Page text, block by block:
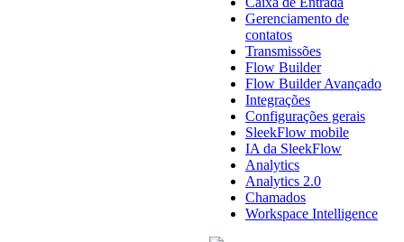
Gerenciamento de
contatos
Transmissões
Flow Builder
Flow Builder Avançado
Integrações
Configurações gerais
SleekFlow mobile
IA da SleekFlow
Analytics
Analytics 2.0
Chamados
Workspace Intelligence